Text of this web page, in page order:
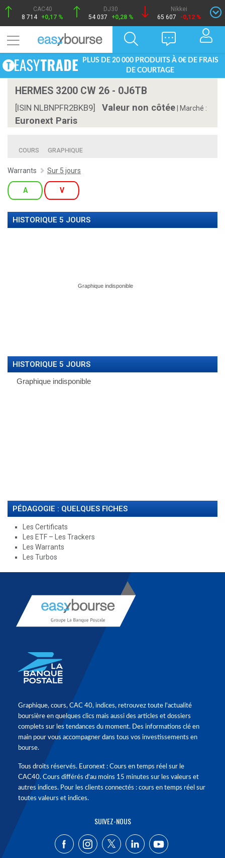
CAC40
8 714 +0,17 %
DJ30
54 037
+0,28 %
Nikkei
65 607
-0,12 %
PLUS DE 20 000 PRODUITS À 0€ DE FRAIS
DE COURTAGE
HERMES 3200 CW 26 - 0J6TB
[ISIN NLBNPFR2BKB9] Valeur non côtée Marché :
Euronext Paris
COURS GRAPHIQUE
Warrants Sur 5 jours
A V
HISTORIQUE 5 JOURS
HISTORIQUE 5 JOURS
PÉDAGOGIE : QUELQUES FICHES
Les Certificats
Les ETF – Les Trackers
Les Warrants
Les Turbos
Graphique, cours, CAC 40, indices, retrouvez toute l'actualité
boursière en quelques clics mais aussi des articles et dossiers
complets sur les tendances du moment. Des informations clé en
main pour vous accompagner dans tous vos investissements en
bourse.
Tous droits réservés. Euronext : Cours en temps réel sur le
CAC40. Cours différés d'au moins 15 minutes sur les valeurs et
autres indices. Pour les clients connectés : cours en temps réel sur
toutes valeurs et indices.
SUIVEZ-NOUS